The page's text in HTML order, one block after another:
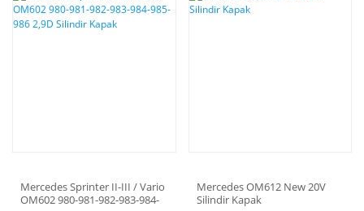
Mercedes Sprinter II-III / Vario
OM602 980-981-982-983-984-
Mercedes OM612 New 20V
Silindir Kapak